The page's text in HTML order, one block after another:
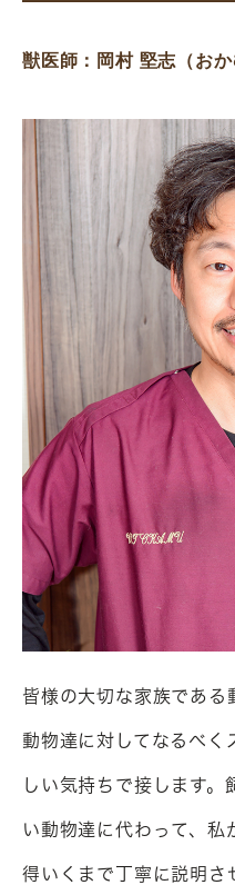
獣医師：岡村 堅志（おか
皆様の大切な家族である
動物達に対してなるべく
しい気持ちで接します。
い動物達に代わって、私
得いくまで丁寧に説明さ